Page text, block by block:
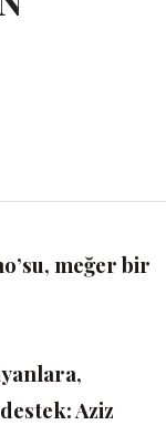
meğer bir
Aziz